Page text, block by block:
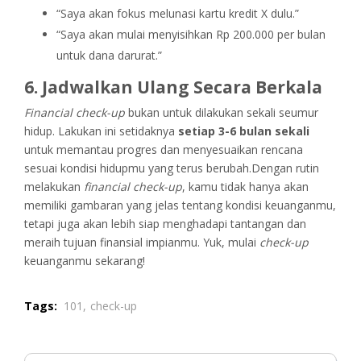
“Saya akan fokus melunasi kartu kredit X dulu.”
“Saya akan mulai menyisihkan Rp 200.000 per bulan
untuk dana darurat.”
6. Jadwalkan Ulang Secara Berkala
Financial check-up bukan untuk dilakukan sekali seumur
hidup. Lakukan ini setidaknya setiap 3-6 bulan sekali
untuk memantau progres dan menyesuaikan rencana
sesuai kondisi hidupmu yang terus berubah.Dengan rutin
melakukan financial check-up, kamu tidak hanya akan
memiliki gambaran yang jelas tentang kondisi keuanganmu,
tetapi juga akan lebih siap menghadapi tantangan dan
meraih tujuan finansial impianmu. Yuk, mulai check-up
keuanganmu sekarang!
Tags: 101, check-up